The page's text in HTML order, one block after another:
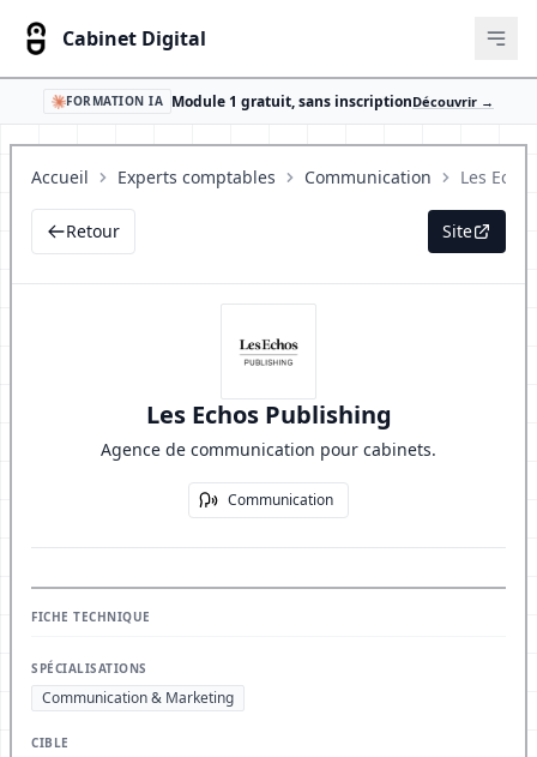
Cabinet Digital
FORMATION IA Module 1 gratuit, sans inscriptionDécouvrir →
Accueil Experts comptables Communication Les
Retour Site
Les Echos Publishing
Agence de communication pour cabinets.
Communication
FICHE TECHNIQUE
SPÉCIALISATIONS
Communication & Marketing
CIBLE